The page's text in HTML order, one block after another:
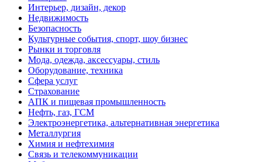
Интерьер, дизайн, декор
Недвижимость
Безопасность
Культурные события, спорт, шоу бизнес
Рынки и торговля
Мода, одежда, аксессуары, стиль
Оборудование, техника
Сфера услуг
Страхование
АПК и пищевая промышленность
Нефть, газ, ГСМ
Электроэнергетика, альтернативная энергетика
Металлургия
Химия и нефтехимия
Связь и телекоммуникации